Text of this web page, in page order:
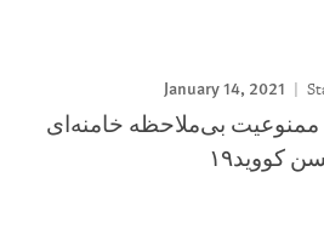
January 14, 2021
ممنوعیت بی‌ملاحظه خامنه‌ای
کووید۱۹